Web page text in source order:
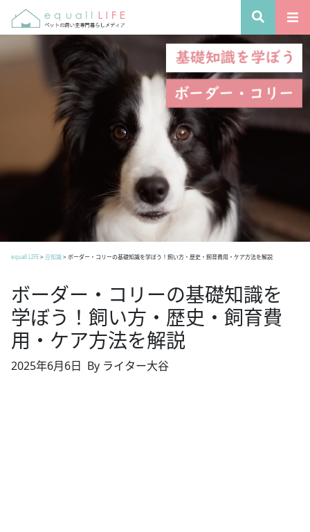
equall LIFE> 豆知識> ボーダー・コリーの基礎知識を学ぼう！飼い方・歴史・飼育費用・ケア方法を解説
ボーダー・コリーの基礎知識を
学ぼう！飼い方・歴史・飼育費
用・ケア方法を解説
2025年6月6日 By ライター大谷